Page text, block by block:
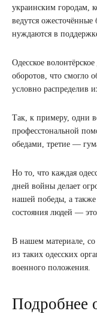
украинским городам,
ведутся
нуждаются в
Одесское
оборотов, что смогло
условно распределив
Так, к примеру, одни
професстональной
обедами, третие —
Но то, что каждая
дней войны делает
нашей победы, а
состояния людей —
В нашем материале, со
из таких одесских
военного положения.
Подробнее